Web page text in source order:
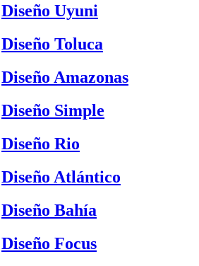
Diseño Uyuni
Diseño Toluca
Diseño Amazonas
Diseño Simple
Diseño Rio
Diseño Atlántico
Diseño Bahía
Diseño Focus